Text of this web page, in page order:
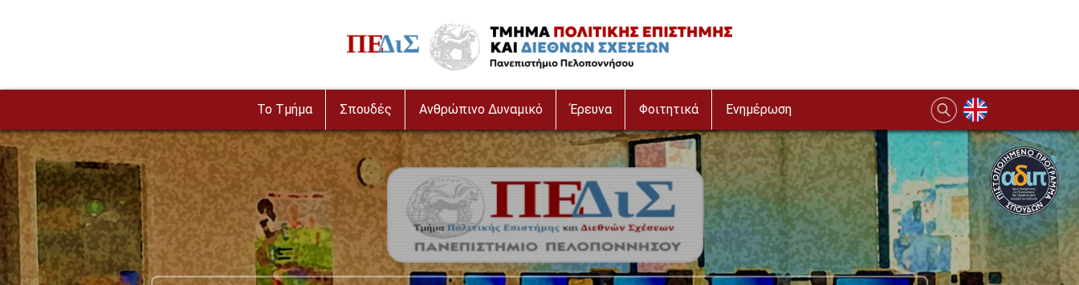
To Τμήμα Σπουδές Ανθρώπινο Δυναμικό Έρευνα Φοιτητικά Ενημέρωση